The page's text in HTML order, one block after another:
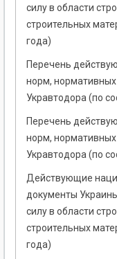
силу в области
строительных
года)
Перечень
норм, нормативных
Укравтодора (по
Перечень
норм, нормативных
Укравтодора (по
Действующие
документы
силу в области
строительных
года)